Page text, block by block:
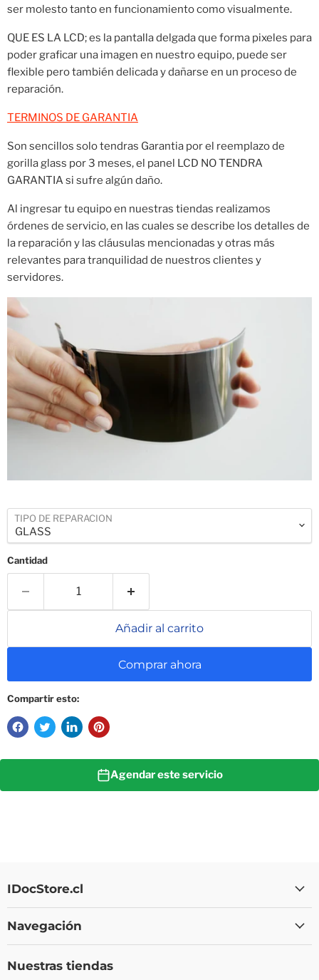
ser molesto tanto en funcionamiento como visualmente.
QUE ES LA LCD; es la pantalla delgada que forma pixeles para
poder graficar una imagen en nuestro equipo, puede ser
flexible pero también delicada y dañarse en un proceso de
reparación.
TERMINOS DE GARANTIA
Son sencillos solo tendras Garantia por el reemplazo de
gorilla glass por 3 meses, el panel LCD NO TENDRA
GARANTIA si sufre algún daño.
Al ingresar tu equipo en nuestras tiendas realizamos
órdenes de servicio, en las cuales se describe los detalles de
la reparación y las cláusulas mencionadas y otras más
relevantes para tranquilidad de nuestros clientes y
servidores.
TIPO DE REPARACION
Cantidad
Añadir al carrito
Comprar ahora
Compartir esto:
Agendar este servicio
IDocStore.cl
Navegación
Nuestras tiendas